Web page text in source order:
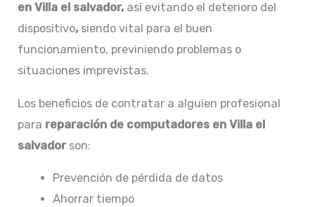
en Villa el salvador, así evitando el deterioro del
dispositivo, siendo vital para el buen
funcionamiento, previniendo problemas o
situaciones imprevistas.
Los beneficios de contratar a alguien profesional
para reparación de computadores en Villa el
salvador son:
Prevención de pérdida de datos
Ahorrar tiempo